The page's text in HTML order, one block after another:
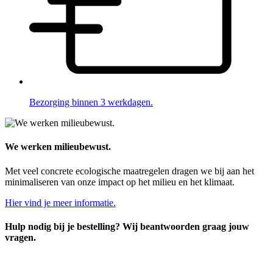
Bezorging binnen 3 werkdagen.
We werken milieubewust.
Met veel concrete ecologische maatregelen dragen we bij aan het
minimaliseren van onze impact op het milieu en het klimaat.
Hier vind je meer informatie.
Hulp nodig bij je bestelling? Wij beantwoorden graag jouw
vragen.